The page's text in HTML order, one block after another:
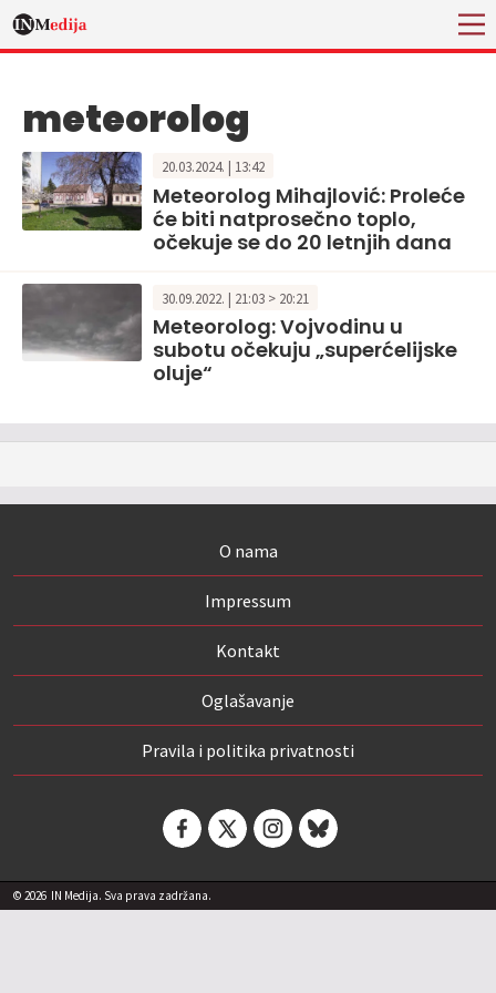
meteorolog
20.03.2024. | 13:42
Meteorolog Mihajlović: Proleće
će biti natprosečno toplo,
očekuje se do 20 letnjih dana
30.09.2022. | 21:03 > 20:21
Meteorolog: Vojvodinu u
subotu očekuju „superćelijske
oluje“
O nama
Impressum
Kontakt
Oglašavanje
Pravila i politika privatnosti
© 2026 IN Medija. Sva prava zadržana.